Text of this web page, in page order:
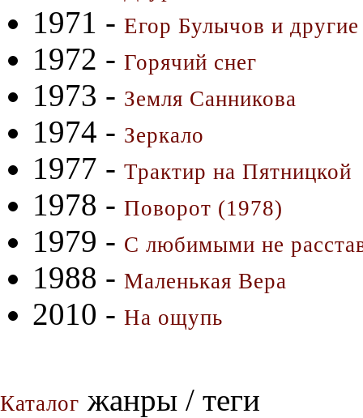
1971 - Егор Булычов и
1972 - Горячий снег
1973 - Земля Санникова
1974 - Зеркало
1977 - Трактир на Пятницкой
1978 - Поворот (1978)
1979 - С любимыми не
1988 - Маленькая Вера
2010 - На ощупь
Каталог жанры / теги